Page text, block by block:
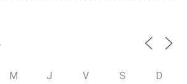
M J V S D